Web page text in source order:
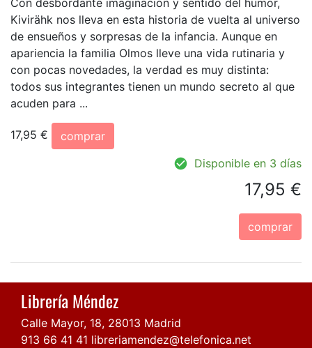
Con desbordante imaginación y sentido del humor,
Kivirähk nos lleva en esta historia de vuelta al universo
de ensueños y sorpresas de la infancia. Aunque en
apariencia la familia Olmos lleve una vida rutinaria y
con pocas novedades, la verdad es muy distinta:
todos sus integrantes tienen un mundo secreto al que
acuden para ...
17,95 €
comprar
Disponible en 3 días
17,95 €
comprar
Librería Méndez
Calle Mayor, 18, 28013 Madrid
913 66 41 41 libreriamendez@telefonica.net